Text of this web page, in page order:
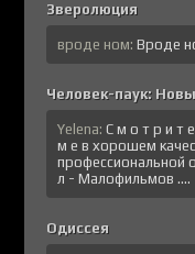
Зверолюция
вроде ном: Вроде
Человек-паук:
Yelena: C м o т p и т
м е в хopoшем
профессиональной
л - Малофильмов ....
Одиссея